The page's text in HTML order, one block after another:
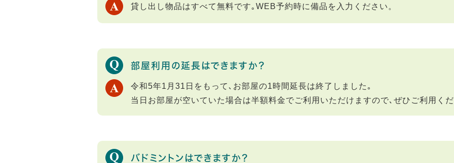
貸し出し物品はすべて無料です｡WEB予約時に備品を入力ください。
部屋利用の延長はできますか？
令和5年1月31日をもって､お部屋の1時間延長は終了しました｡
当日お部屋が空いていた場合は半額料金でご利用いただけますので､ぜひご利用くだ
バドミントンはできますか？